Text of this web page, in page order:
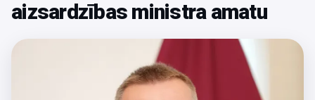
aizsardzības ministra amatu